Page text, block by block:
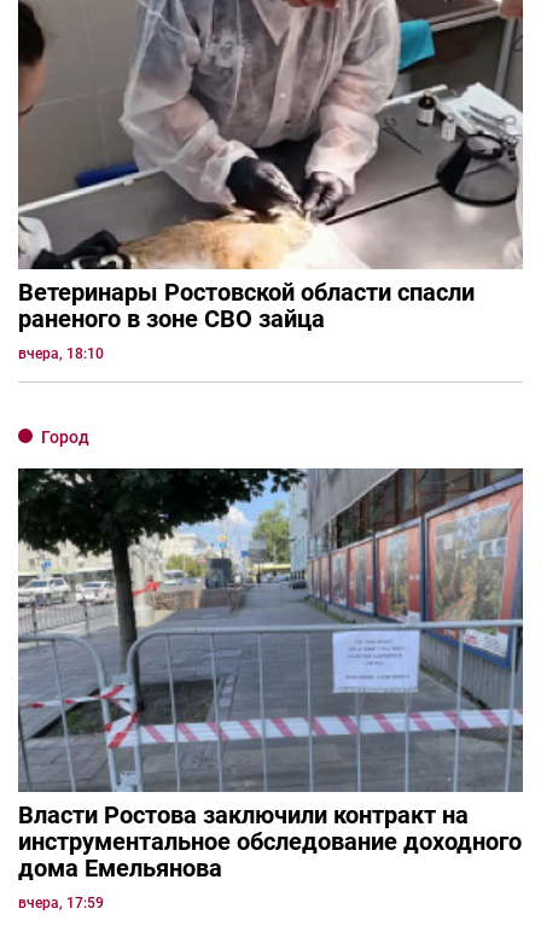
Ветеринары Ростовской области спасли
раненого в зоне СВО зайца
вчера, 18:10
Город
Власти Ростова заключили контракт на
инструментальное обследование доходного
дома Емельянова
вчера, 17:59